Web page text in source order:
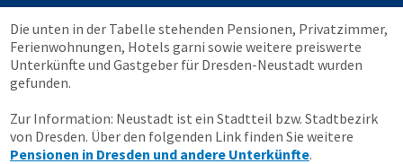
Die unten in der Tabelle stehenden Pensionen, Privatzimmer,
Ferienwohnungen, Hotels garni sowie weitere preiswerte
Unterkünfte und Gastgeber für Dresden-Neustadt wurden
gefunden.
Zur Information: Neustadt ist ein Stadtteil bzw. Stadtbezirk
von Dresden. Über den folgenden Link finden Sie weitere
Pensionen in Dresden und andere Unterkünfte.